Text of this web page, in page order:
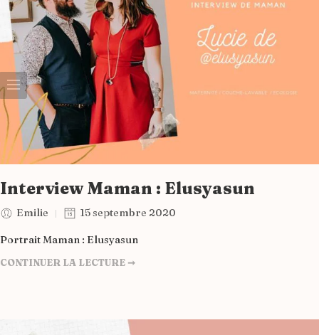
Interview Maman : Elusyasun
Emilie 15 septembre 2020
Portrait Maman : Elusyasun
CONTINUER LA LECTURE ➞